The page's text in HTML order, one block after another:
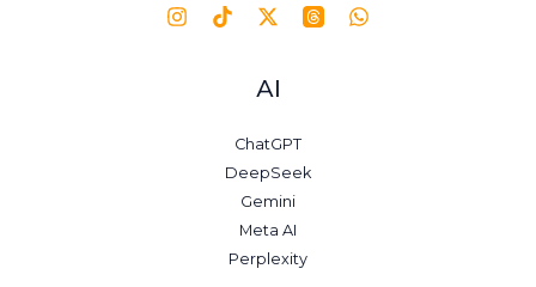
AI
ChatGPT
DeepSeek
Gemini
Meta AI
Perplexity